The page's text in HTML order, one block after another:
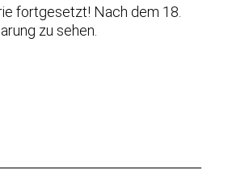
fortgesetzt! Nach dem 18.
zu sehen.